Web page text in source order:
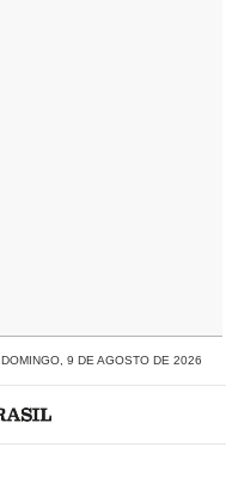
DOMINGO, 9 DE AGOSTO DE 2026